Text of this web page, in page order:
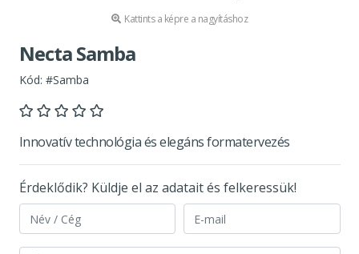
Kattints a képre a nagyításhoz
Necta Samba
Kód: #Samba
Innovatív technológia és elegáns formatervezés
Érdeklődik? Küldje el az adatait és felkeressük!